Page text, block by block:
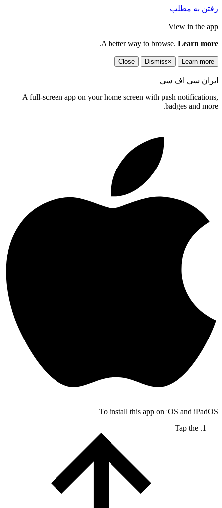
به مطلب
View in the
A better way to browse.Learn
.
Learn
Dismiss
Close
سی اف سی
A full-screen app on your home screen with push
badges and
To install this app on iOS and
Tap the